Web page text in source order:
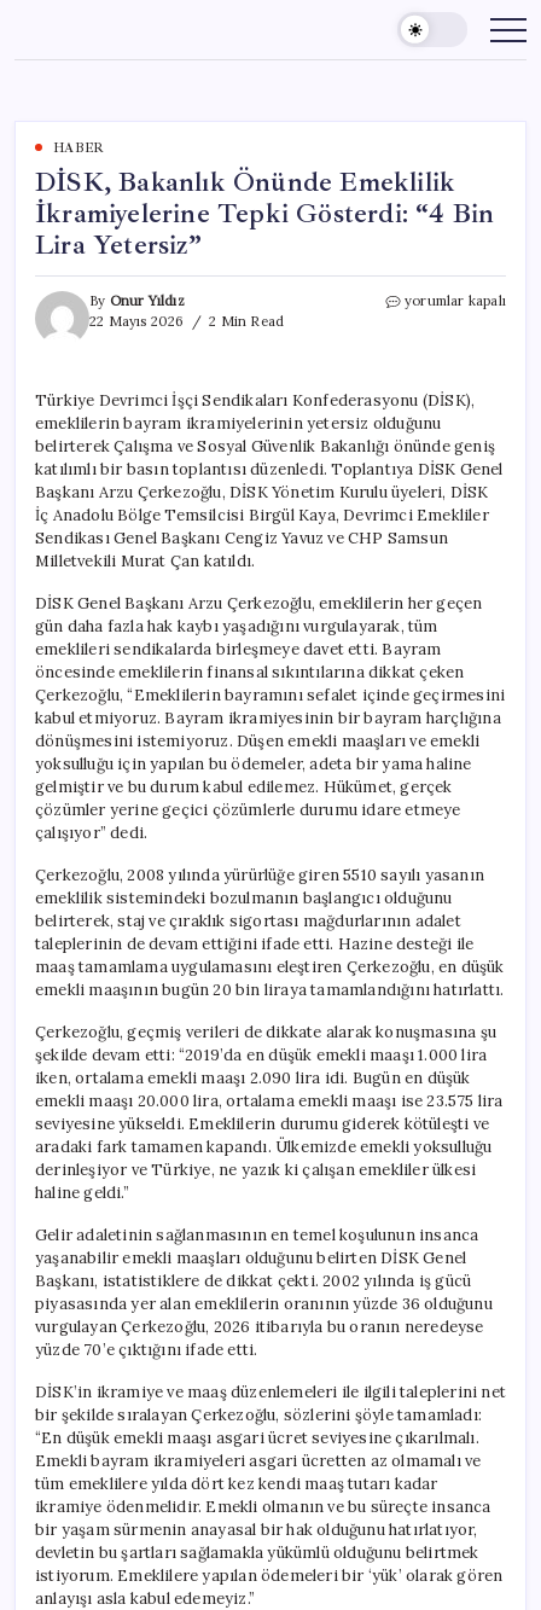
content
HABER
DİSK, Bakanlık Önünde Emeklilik
İkramiyelerine Tepki Gösterdi: “4 Bin
Lira Yetersiz”
By Onur Yıldız
22 Mayıs 2026
2 Min Read
DİSK,
Tepki
Gösterdi:
“4
Bin
Lira
Yetersiz”
için
yorumlar kapalı
Türkiye Devrimci İşçi Sendikaları Konfederasyonu (DİSK),
emeklilerin bayram ikramiyelerinin yetersiz olduğunu
belirterek Çalışma ve Sosyal Güvenlik Bakanlığı önünde geniş
katılımlı bir basın toplantısı düzenledi. Toplantıya DİSK Genel
Başkanı Arzu Çerkezoğlu, DİSK Yönetim Kurulu üyeleri, DİSK
İç Anadolu Bölge Temsilcisi Birgül Kaya, Devrimci Emekliler
Sendikası Genel Başkanı Cengiz Yavuz ve CHP Samsun
Milletvekili Murat Çan katıldı.
DİSK Genel Başkanı Arzu Çerkezoğlu, emeklilerin her geçen
gün daha fazla hak kaybı yaşadığını vurgulayarak, tüm
emeklileri sendikalarda birleşmeye davet etti. Bayram
öncesinde emeklilerin finansal sıkıntılarına dikkat çeken
Çerkezoğlu, “Emeklilerin bayramını sefalet içinde geçirmesini
kabul etmiyoruz. Bayram ikramiyesinin bir bayram harçlığına
dönüşmesini istemiyoruz. Düşen emekli maaşları ve emekli
yoksulluğu için yapılan bu ödemeler, adeta bir yama haline
gelmiştir ve bu durum kabul edilemez. Hükümet, gerçek
çözümler yerine geçici çözümlerle durumu idare etmeye
çalışıyor” dedi.
Çerkezoğlu, 2008 yılında yürürlüğe giren 5510 sayılı yasanın
emeklilik sistemindeki bozulmanın başlangıcı olduğunu
belirterek, staj ve çıraklık sigortası mağdurlarının adalet
taleplerinin de devam ettiğini ifade etti. Hazine desteği ile
maaş tamamlama uygulamasını eleştiren Çerkezoğlu, en düşük
emekli maaşının bugün 20 bin liraya tamamlandığını hatırlattı.
Çerkezoğlu, geçmiş verileri de dikkate alarak konuşmasına şu
şekilde devam etti: “2019’da en düşük emekli maaşı 1.000 lira
iken, ortalama emekli maaşı 2.090 lira idi. Bugün en düşük
emekli maaşı 20.000 lira, ortalama emekli maaşı ise 23.575 lira
seviyesine yükseldi. Emeklilerin durumu giderek kötüleşti ve
aradaki fark tamamen kapandı. Ülkemizde emekli yoksulluğu
derinleşiyor ve Türkiye, ne yazık ki çalışan emekliler ülkesi
haline geldi.”
Gelir adaletinin sağlanmasının en temel koşulunun insanca
yaşanabilir emekli maaşları olduğunu belirten DİSK Genel
Başkanı, istatistiklere de dikkat çekti. 2002 yılında iş gücü
piyasasında yer alan emeklilerin oranının yüzde 36 olduğunu
vurgulayan Çerkezoğlu, 2026 itibarıyla bu oranın neredeyse
yüzde 70’e çıktığını ifade etti.
DİSK’in ikramiye ve maaş düzenlemeleri ile ilgili taleplerini net
bir şekilde sıralayan Çerkezoğlu, sözlerini şöyle tamamladı:
“En düşük emekli maaşı asgari ücret seviyesine çıkarılmalı.
Emekli bayram ikramiyeleri asgari ücretten az olmamalı ve
tüm emeklilere yılda dört kez kendi maaş tutarı kadar
ikramiye ödenmelidir. Emekli olmanın ve bu süreçte insanca
bir yaşam sürmenin anayasal bir hak olduğunu hatırlatıyor,
devletin bu şartları sağlamakla yükümlü olduğunu belirtmek
istiyorum. Emeklilere yapılan ödemeleri bir ‘yük’ olarak gören
anlayışı asla kabul edemeyiz.”